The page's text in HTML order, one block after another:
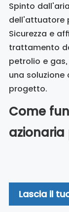
Spinto
dell'attuatore
Sicurezza e
trattamento
petrolio e
una
progetto.
Come
Lascia il